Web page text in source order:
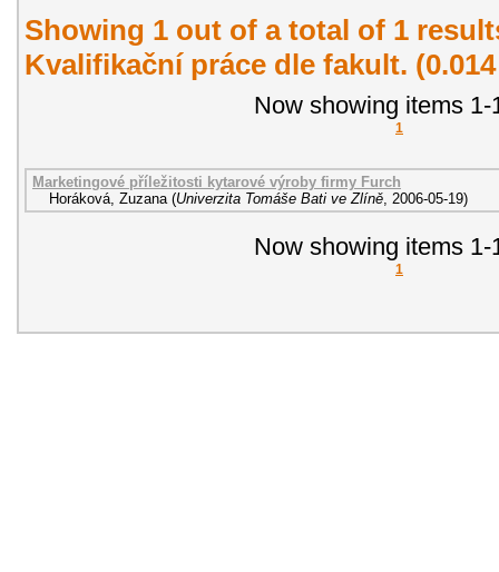
Showing 1 out of a total of 1
Kvalifikační práce dle fakult.
Now showing items 1-
1
Marketingové příležitosti kytarové výroby firmy Furch
Horáková, Zuzana (Univerzita Tomáše Bati ve Zlíně 2006-05-19)
Now showing items 1-
1